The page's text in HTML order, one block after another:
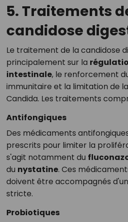
5. Traitements
candidose
Le traitement de la candidose
principalement sur la
intestinale, le renforcement
immunitaire et la limitation de
Candida. Les traitements
Antifongiques
Des médicaments
prescrits pour limiter la
s'agit notamment du
du nystatine. Ces
doivent être accompagnés
stricte.
Probiotiques